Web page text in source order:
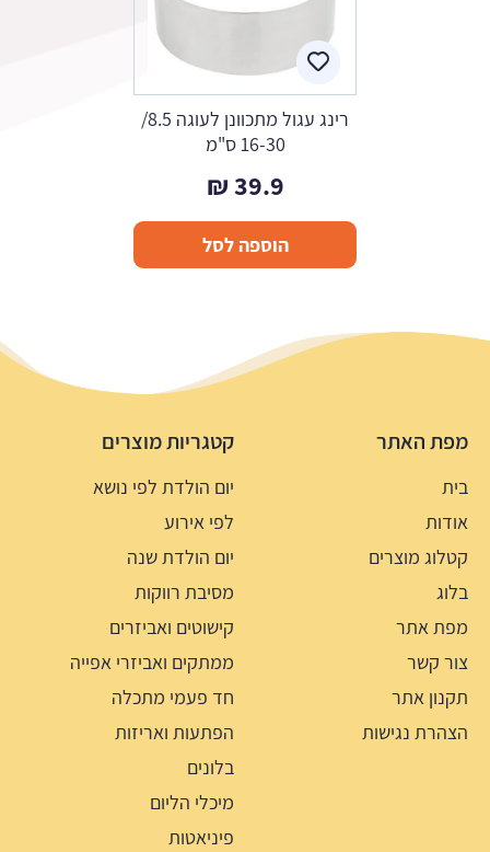
רינג עגול מתכוונן לעוגה 8.5/
16-30 ס"מ
39.9
₪
הוספה לסל
מפת האתר
בית
אודות
קטלוג מוצרים
בלוג
מפת אתר
צור קשר
תקנון אתר
הצהרת נגישות
קטגריות מוצרים
יום הולדת לפי נושא
לפי אירוע
יום הולדת שנה
מסיבת רווקות
קישוטים ואביזרים
ממתקים ואביזרי אפייה
חד פעמי מתכלה
הפתעות ואריזות
בלונים
מיכלי הליום
פיניאטות